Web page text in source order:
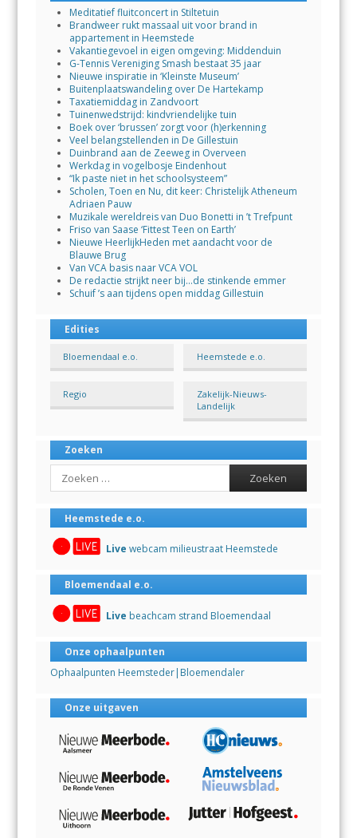
Meditatief fluitconcert in Stiltetuin
Brandweer rukt massaal uit voor brand in
appartement in Heemstede
Vakantiegevoel in eigen omgeving: Middenduin
G-Tennis Vereniging Smash bestaat 35 jaar
Nieuwe inspiratie in ‘Kleinste Museum’
Buitenplaatswandeling over De Hartekamp
Taxatiemiddag in Zandvoort
Tuinenwedstrijd: kindvriendelijke tuin
Boek over ‘brussen’ zorgt voor (h)erkenning
Veel belangstellenden in De Gillestuin
Duinbrand aan de Zeeweg in Overveen
Werkdag in vogelbosje Eindenhout
“Ik paste niet in het schoolsysteem”
Scholen, Toen en Nu, dit keer: Christelijk Atheneum
Adriaen Pauw
Muzikale wereldreis van Duo Bonetti in ’t Trefpunt
Friso van Saase ‘Fittest Teen on Earth’
Nieuwe HeerlijkHeden met aandacht voor de
Blauwe Brug
Van VCA basis naar VCA VOL
De redactie strijkt neer bij…de stinkende emmer
Schuif ’s aan tijdens open middag Gillestuin
Edities
Bloemendaal e.o. Heemstede e.o.
Regio
Zakelijk-Nieuws-
Landelijk
Zoeken
Search
Heemstede e.o.
Live webcam milieustraat Heemstede
Bloemendaal e.o.
Live beachcam strand Bloemendaal
Onze ophaalpunten
Ophaalpunten Heemsteder|Bloemendaler
Onze uitgaven